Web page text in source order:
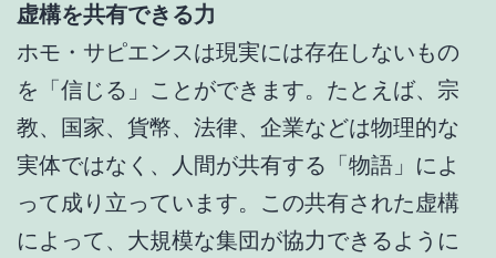
虚構を共有できる力
ホモ・サピエンスは現実には存在しないもの
を「信じる」ことができます。たとえば、宗
教、国家、貨幣、法律、企業などは物理的な
実体ではなく、人間が共有する「物語」によ
って成り立っています。この共有された虚構
によって、大規模な集団が協力できるように